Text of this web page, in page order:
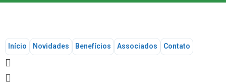
Início Novidades Benefícios Associados Contato